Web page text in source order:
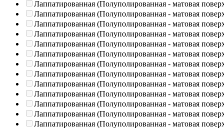
Лаппатированная (Полуполированная - матовая
Лаппатированная (Полуполированная - матовая
Лаппатированная (Полуполированная - матовая
Лаппатированная (Полуполированная - матовая
Лаппатированная (Полуполированная - матовая
Лаппатированная (Полуполированная - матовая
Лаппатированная (Полуполированная - матовая
Лаппатированная (Полуполированная - матовая
Лаппатированная (Полуполированная - матовая
Лаппатированная (Полуполированная - матовая
Лаппатированная (Полуполированная - матовая
Лаппатированная (Полуполированная - матовая
Лаппатированная (Полуполированная - матовая